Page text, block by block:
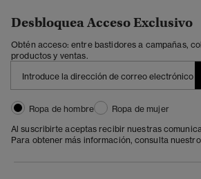
Desbloquea Acceso Exclusivo
Obtén acceso: entre bastidores a campañas,
productos y ventas.
Ropa de hombre
Ropa de mujer
Al suscribirte aceptas recibir nuestras
Para obtener más información, consulta nuestro